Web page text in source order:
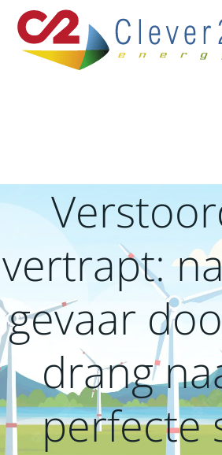
naar
de
inhoud
vertrapt:
gevaar
drang
perfecte